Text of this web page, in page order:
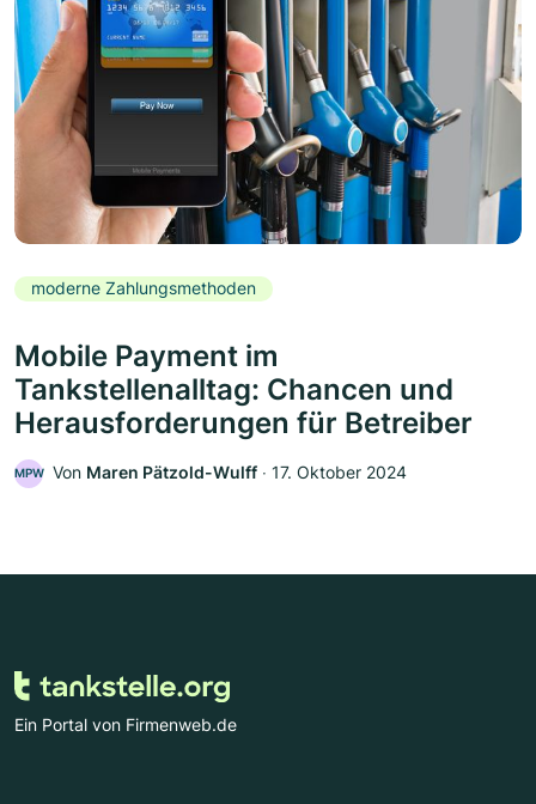
moderne Zahlungsmethoden
Mobile Payment im
Tankstellenalltag: Chancen und
Herausforderungen für Betreiber
MPW Von Maren Pätzold-Wulff ‧ 17. Oktober 2024
Ein Portal von Firmenweb.de